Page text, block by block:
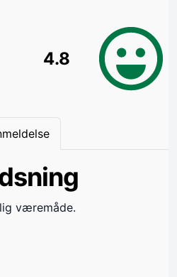
4.8
væremåde.